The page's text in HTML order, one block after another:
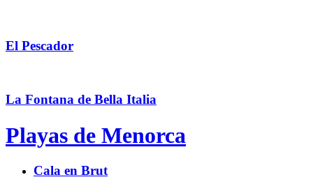
El Pescador
La Fontana de Bella Italia
Playas de Menorca
Cala en Brut